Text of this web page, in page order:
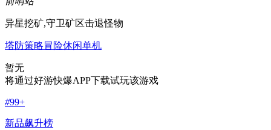
异星挖矿,守卫矿区击退怪物
塔防策略冒险休闲单机
暂无
将通过好游快爆APP下载试玩该游戏
#99+
新品飙升榜